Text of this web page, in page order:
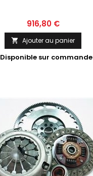
Prix
916,80 €
 Ajouter au panier
Disponible sur commande